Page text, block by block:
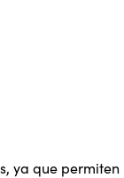
ya que permiten